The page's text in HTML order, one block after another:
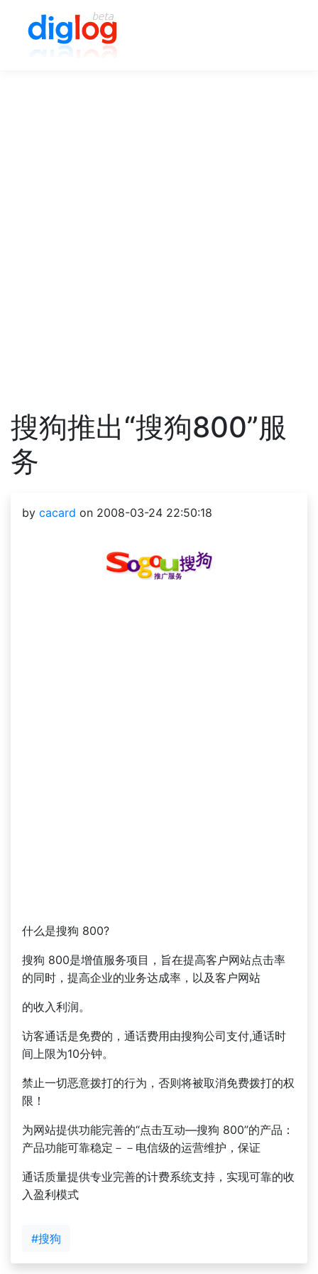
搜狗推出“搜狗800”服
务
by cacard on 2008-03-24 22:50:18
什么是搜狗 800?
搜狗 800是增值服务项目，旨在提高客户网站点击率
的同时，提高企业的业务达成率，以及客户网站
的收入利润。
访客通话是免费的，通话费用由搜狗公司支付,通话时
间上限为10分钟。
禁止一切恶意拨打的行为，否则将被取消免费拨打的权
限！
为网站提供功能完善的“点击互动—搜狗 800”的产品：
产品功能可靠稳定－－电信级的运营维护，保证
通话质量提供专业完善的计费系统支持，实现可靠的收
入盈利模式
#搜狗